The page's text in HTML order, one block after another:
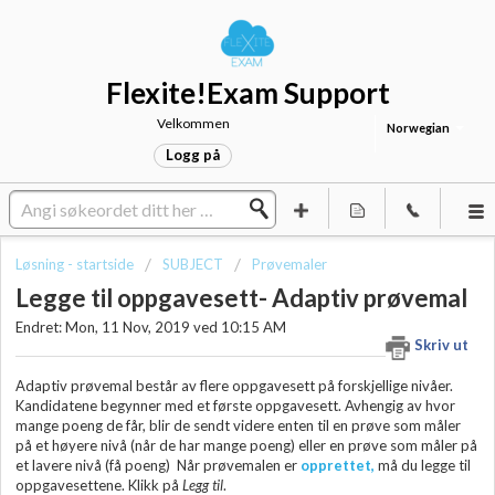
Flexite!Exam Support
Norwegian
Velkommen
Logg på
Løsning - startside SUBJECT Prøvemaler
Legge til oppgavesett- Adaptiv prøvemal
Skriv ut
Endret: Mon, 11 Nov, 2019 ved 10:15 AM
Adaptiv prøvemal består av flere oppgavesett på forskjellige nivåer.
Kandidatene begynner med et første oppgavesett. Avhengig av hvor
mange poeng de får, blir de sendt videre enten til en prøve som måler
på et høyere nivå (når de har mange poeng) eller en prøve som måler på
et lavere nivå (få poeng) Når prøvemalen er opprettet, må du legge til
oppgavesettene. Klikk på Legg til.